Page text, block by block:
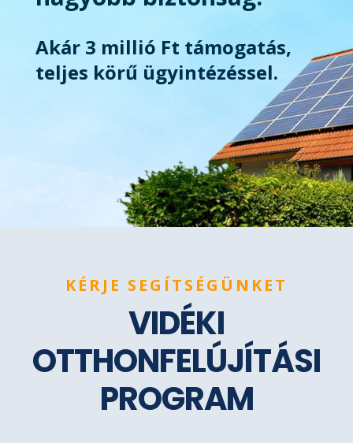
Akár 3 millió Ft támogatás,
teljes körű ügyintézéssel.
KÉRJE SEGÍTSÉGÜNKET
VIDÉKI
OTTHONFELÚJÍTÁSI
PROGRAM